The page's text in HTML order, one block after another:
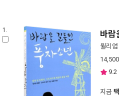
1. 바람
윌리
14,500
9.2
지금